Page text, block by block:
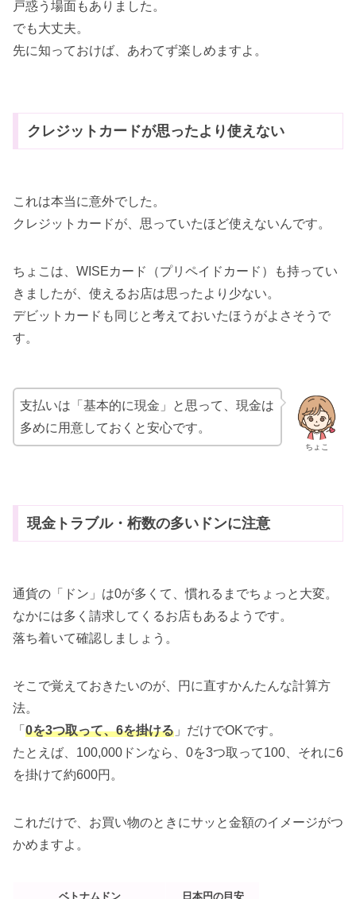
戸惑う場面もありました。
でも大丈夫。
先に知っておけば、あわてず楽しめますよ。
クレジットカードが思ったより使えない
これは本当に意外でした。
クレジットカードが、思っていたほど使えないんです。
ちょこは、WISEカード（プリペイドカード）も持ってい
きましたが、使えるお店は思ったより少ない。
デビットカードも同じと考えておいたほうがよさそうで
す。
ちょこ
支払いは「基本的に現金」と思って、現金は
多めに用意しておくと安心です。
現金トラブル・桁数の多いドンに注意
通貨の「ドン」は0が多くて、慣れるまでちょっと大変。
なかには多く請求してくるお店もあるようです。
落ち着いて確認しましょう。
そこで覚えておきたいのが、円に直すかんたんな計算方
法。
「 0を3つ取って、6を掛ける 」だけでOKです。
たとえば、100,000ドンなら、0を3つ取って100、それに6
を掛けて約600円。
これだけで、お買い物のときにサッと金額のイメージがつ
かめますよ。
ベトナムドン 日本円の目安